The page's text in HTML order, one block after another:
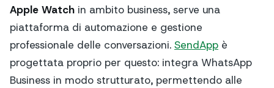
Apple Watch in ambito business, serve una
piattaforma di automazione e gestione
professionale delle conversazioni. SendApp è
progettata proprio per questo: integra WhatsApp
Business in modo strutturato, permettendo alle